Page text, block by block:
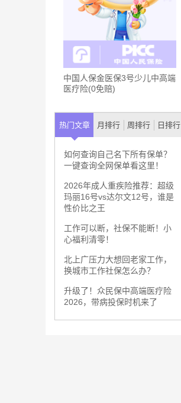
中国人保金医保3号少儿中高端
医疗险(0免赔)
热门文章 月排行 周排行 日排行
如何查询自己名下所有保单？
一键查询全网保单看这里！
2026年成人重疾险推荐：超级
玛丽16号vs达尔文12号，谁是
性价比之王
工作可以断，社保不能断！小
心福利清零！
北上广压力大想回老家工作，
换城市工作社保怎么办？
升级了！众民保中高端医疗险
2026，带病投保时机来了